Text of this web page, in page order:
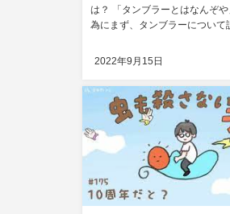
は？ 「タンブラーとはなんぞ
為にまず、タンブラーについて
2022年9月15日